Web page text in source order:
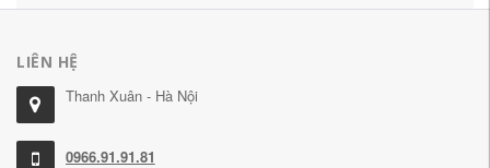
LIÊN HỆ
Thanh Xuân - Hà Nội
0966.91.91.81